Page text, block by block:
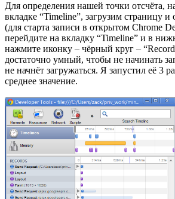
Для определения нашей точки отсчёта,
вкладке “Timeline”, загрузим страницу и
(для старта записи в открытом Chrome
перейдите на вкладку “Timeline” и в
нажмите иконку – чёрный круг –
достаточно умный, чтобы не начинать
не начнёт загружаться. Я запустил её 3
среднее значение.